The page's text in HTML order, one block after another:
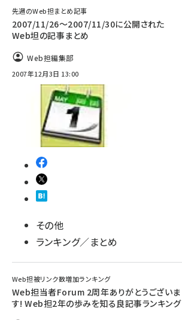
先週のWeb担まとめ記事
2007/11/26〜2007/11/30に公開された
Web坦の記事まとめ
Web担編集部
2007年12月3日 13:00
その他
ランキング／まとめ
Web担被リンク数増加ランキング
Web担当者Forum 2周年ありがとうございま
す! Web担2年の歩みを知る良記事ランキング